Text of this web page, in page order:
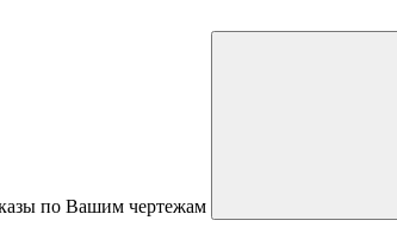
по Вашим чертежам